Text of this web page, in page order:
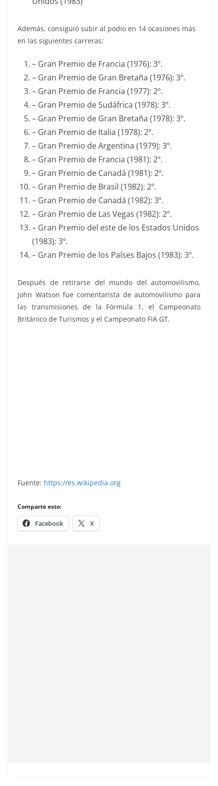
Además, consiguió subir al podio en 14 ocasiones más
en las siguientes carreras:
– Gran Premio de Francia (1976): 3º.
– Gran Premio de Gran Bretaña (1976): 3º.
– Gran Premio de Francia (1977): 2º.
– Gran Premio de Sudáfrica (1978): 3º.
– Gran Premio de Gran Bretaña (1978): 3º.
– Gran Premio de Italia (1978): 2º.
– Gran Premio de Argentina (1979): 3º.
– Gran Premio de Francia (1981): 2º.
– Gran Premio de Canadá (1981): 2º.
– Gran Premio de Brasil (1982): 2º.
– Gran Premio de Canadá (1982): 3º.
– Gran Premio de Las Vegas (1982): 2º.
– Gran Premio del este de los Estados Unidos
(1983): 3º.
– Gran Premio de los Países Bajos (1983): 3º.
Después de retirarse del mundo del automovilismo,
John Watson fue comentarista de automovilismo para
las transmisiones de la Fórmula 1, el Campeonato
Británico de Turismos y el Campeonato FIA GT.
Fuente: https://es.wikipedia.org
Comparte esto:
Facebook X